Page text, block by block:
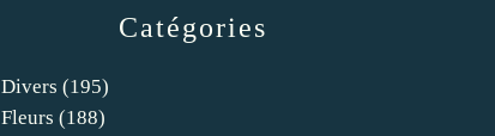
Catégories
Divers (195)
Fleurs (188)